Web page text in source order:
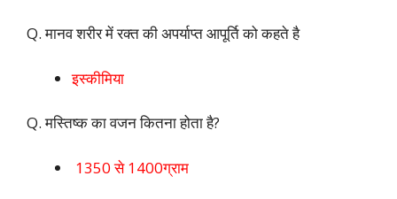
Q. मानव शरीर में रक्त की अपर्याप्त आपूर्ति को कहते है
इस्कीमिया
Q. मस्तिष्क का वजन कितना होता है?
1350 से 1400ग्राम